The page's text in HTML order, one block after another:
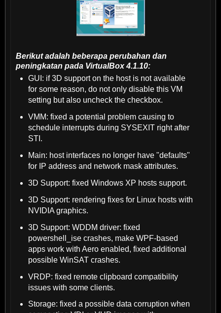
Berikut adalah beberapa perubahan dan
peningkatan pada VirtualBox 4.1.10:
GUI: if 3D support on the host is not available
for some reason, do not only disable this VM
setting but also uncheck the checkbox.
VMM: fixed a potential problem causing to
schedule interrupts during SYSEXIT right after
STI.
Main: host interfaces no longer have "defaults"
for IP address and network mask attributes.
3D Support: fixed Windows XP hosts support.
3D Support: rendering fixes for Linux hosts with
NVIDIA graphics.
3D Support: WDDM driver: fixed
powershell_ise crashes, make WPF-based
apps work with Aero enabled, fixed additional
possible WinSAT crashes.
VRDP: fixed remote clipboard compatibility
issues with some clients.
Storage: fixed a possible data corruption when